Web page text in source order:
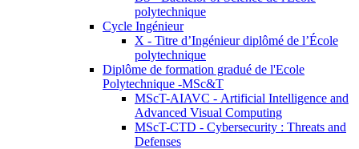
polytechnique
Cycle Ingénieur
X - Titre d’Ingénieur diplômé de l’École
polytechnique
Diplôme de formation gradué de l'Ecole
Polytechnique -MSc&T
MScT-AIAVC - Artificial Intelligence and
Advanced Visual Computing
MScT-CTD - Cybersecurity : Threats and
Defenses